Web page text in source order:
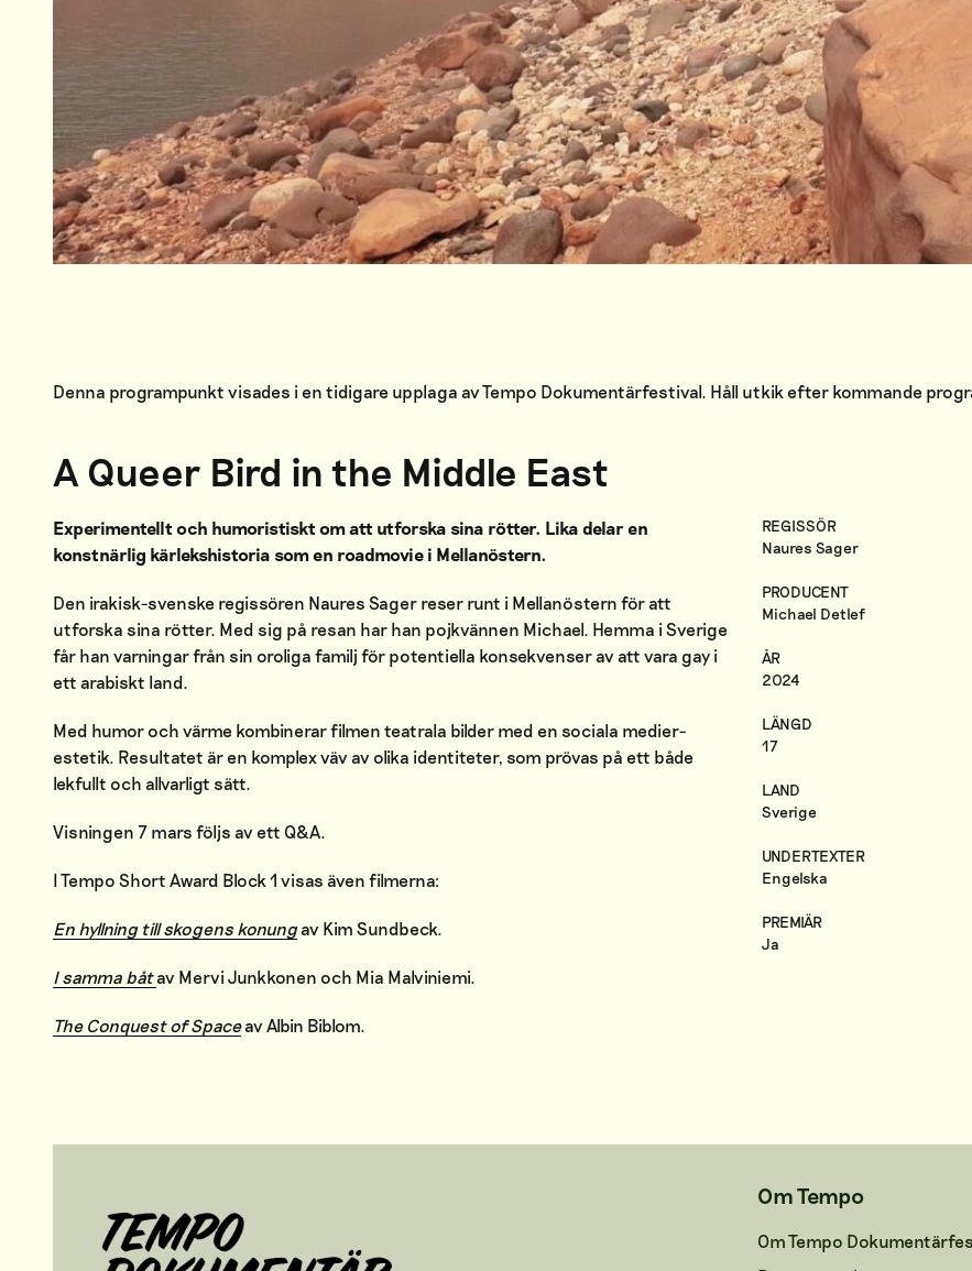
Denna programpunkt visades i en tidigare upplaga av Tempo Dokumentärfestival. Håll utkik efter kommande
A Queer Bird in the Middle East
Experimentellt och humoristiskt om att utforska sina rötter. Lika delar en
konstnärlig kärlekshistoria som en roadmovie i Mellanöstern.
Den irakisk-svenske regissören Naures Sager reser runt i Mellanöstern för att
utforska sina rötter. Med sig på resan har han pojkvännen Michael. Hemma i Sverige
får han varningar från sin oroliga familj för potentiella konsekvenser av att vara gay i
ett arabiskt land.
Med humor och värme kombinerar filmen teatrala bilder med en sociala medier-
estetik. Resultatet är en komplex väv av olika identiteter, som prövas på ett både
lekfullt och allvarligt sätt.
Visningen 7 mars följs av ett Q&A.
I Tempo Short Award Block 1 visas även filmerna:
En hyllning till skogens konungav Kim Sundbeck.
I samma båtav Mervi Junkkonen och Mia Malviniemi.
The Conquest of Spaceav Albin Biblom.
REGISSÖR
Naures Sager
PRODUCENT
Michael Detlef
ÅR
2024
LÄNGD
17
LAND
Sverige
UNDERTEXTER
Engelska
PREMIÄR
Ja
Om Tempo
Om Tempo